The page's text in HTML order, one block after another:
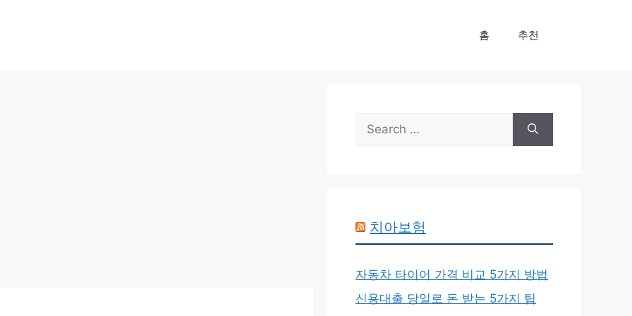
홈 추천
Search
for:
치아보험
자동차 타이어 가격 비교 5가지 방법
신용대출 당일로 돈 받는 5가지 팁